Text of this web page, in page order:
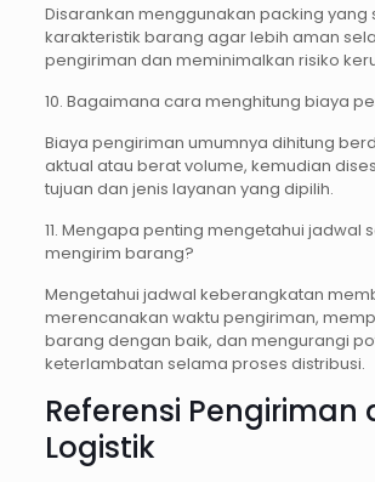
Disarankan menggunakan packing yang
karakteristik barang agar lebih aman
pengiriman dan meminimalkan risiko
10. Bagaimana cara menghitung biaya
Biaya pengiriman umumnya dihitung
aktual atau berat volume, kemudian
tujuan dan jenis layanan yang dipilih.
11. Mengapa penting mengetahui jadwal
mengirim barang?
Mengetahui jadwal keberangkatan
merencanakan waktu pengiriman,
barang dengan baik, dan mengurangi
keterlambatan selama proses distribusi.
Referensi Pengiriman
Logistik